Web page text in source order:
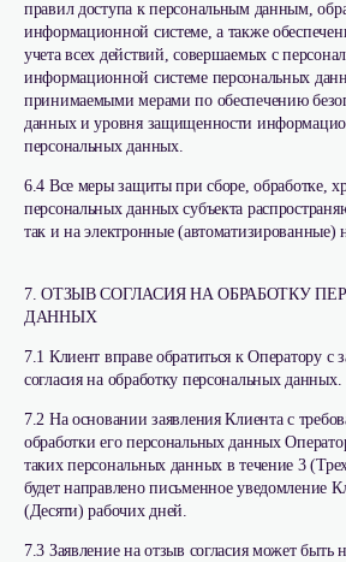
правил доступа к персональным данным,
информационной системе, а также
учета всех действий, совершаемых с
информационной системе персональных
принимаемыми мерами по обеспечению
данных и уровня защищенности
персональных данных.
6.4 Все меры защиты при сборе, обработке,
персональных данных субъекта
так и на электронные (автоматизированные)
7. ОТЗЫВ СОГЛАСИЯ НА ОБРАБОТКУ
ДАННЫХ
7.1 Клиент вправе обратиться к Оператору с
согласия на обработку персональных данных.
7.2 На основании заявления Клиента с
обработки его персональных данных
таких персональных данных в течение 3
будет направлено письменное уведомление
(Десяти) рабочих дней.
7.3 Заявление на отзыв согласия может